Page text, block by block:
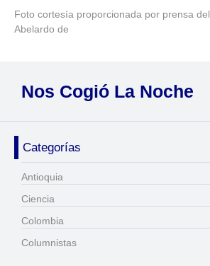
Foto cortesía proporcionada por prensa
Abelardo de
Nos Cogió La Noche
Categorías
Antioquia
Ciencia
Colombia
Columnistas